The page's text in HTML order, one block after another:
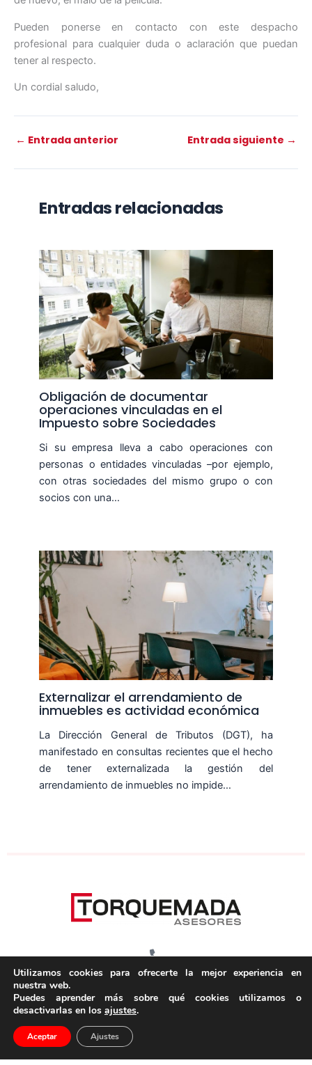
Pueden ponerse en contacto con este despacho
profesional para cualquier duda o aclaración que puedan
tener al respecto.
Un cordial saludo,
← Entrada anterior Entrada siguiente →
Entradas relacionadas
Obligación de documentar
operaciones vinculadas en el
Impuesto sobre Sociedades
Si su empresa lleva a cabo operaciones con
personas o entidades vinculadas –por ejemplo,
con otras sociedades del mismo grupo o con
socios con una…
Externalizar el arrendamiento de
inmuebles es actividad económica
La Dirección General de Tributos (DGT), ha
manifestado en consultas recientes que el hecho
de tener externalizada la gestión del
arrendamiento de inmuebles no impide…
945 135 805
Portal de castilla, nº6 Bajo
01008 Vitoria-Gasteiz
Ver mapa – Cómo llegar
Horario: L-V 08:00 a 15:00
Utilizamos cookies para ofrecerte la mejor experiencia en
nuestra web.
Puedes aprender más sobre qué cookies utilizamos o
desactivarlas en los ajustes.
Aceptar Ajustes